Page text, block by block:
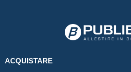
ACQUISTARE